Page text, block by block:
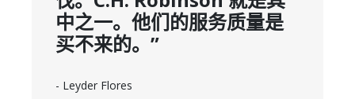
中之一。他们的服务质量是
买不来的。”
- Leyder Flores